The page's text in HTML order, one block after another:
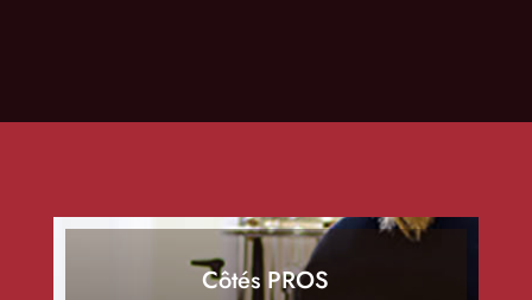
Côtés PROS